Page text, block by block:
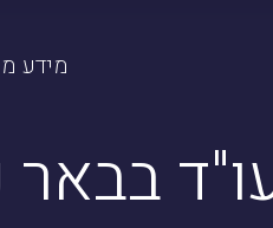
מידע
בבאר